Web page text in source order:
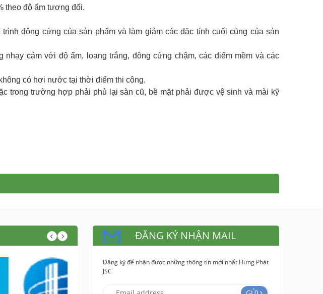
theo độ ẩm tương đối.
đông cứng của sản phẩm và làm giảm các đặc tính cuối cùng của sản
cảm với độ ẩm, loang trắng, đông cứng chậm, các điểm mềm và các
có hơi nước tại thời điểm thi công.
trong trường hợp phải phủ lại sàn cũ, bề mặt phải được vệ sinh và mài kỹ
ĐĂNG KÝ NHẬN MAIL
Đăng ký để nhận được những thông tin mới nhất Hưng Phát
JSC